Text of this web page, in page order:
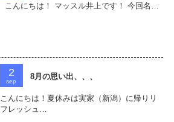
こんにちは！ マッスル井上です！ 今回名…
2
sep
8月の思い出、、、
こんにちは！夏休みは実家（新潟）に帰りリ
フレッシュ…